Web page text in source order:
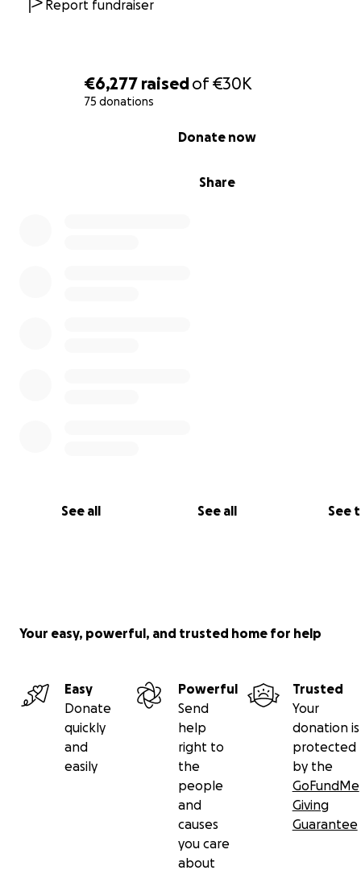
€6,277 raisedof€30K
75 donations
Share
Donate now
See all See all See
Report fundraiser
Your easy, powerful, and trusted home for help
Easy
Donate
quickly
and
easily
Powerful
Send
help
right to
the
people
and
causes
you care
about
Trusted
Your
donation is
protected
by the
GoFundMe
Giving
Guarantee